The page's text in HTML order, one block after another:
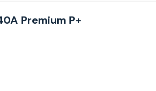
Premium P+